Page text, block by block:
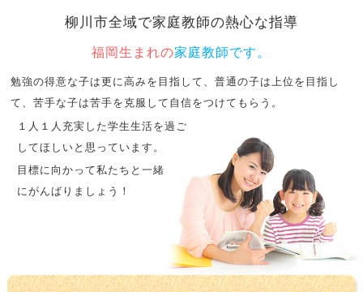
柳川市全域で家庭教師の熱心な指導
福岡生まれの家庭教師です。
勉強の得意な子は更に高みを目指して、普通の子は上位を目指し
て、苦手な子は苦手を克服して自信をつけてもらう。
１人１人充実した学生生活を過ご
してほしいと思っています。
目標に向かって私たちと一緒
にがんばりましょう！